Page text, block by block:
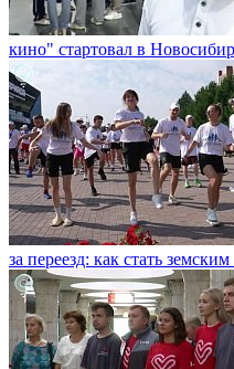
кино" стартовал в
за переезд: как стать